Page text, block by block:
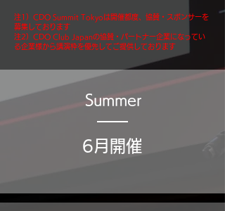
注1）CDO Summit Tokyoは開催都度、協賛・スポンサーを
募集しております
注2）CDO Club Japanの協賛・パートナー企業になってい
る企業様から講演枠を優先してご提供しております
Summer
​6月開催